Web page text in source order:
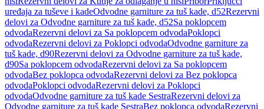
uređaja za tuševe i kadeOdvodne garniture za tuš kade, d52Rezervni
delovi za Odvodne garniture za tuš kade, d52Sa poklopcem
odvodaRezervni delovi za Sa poklopcem odvodaPoklopci
odvodaRezervni delovi za Poklopci odvodaOdvodne garniture za
tuš kade, d90Rezervni delovi za Odvodne garniture za tuš kade,
d90Sa poklopcem odvodaRezervni delovi za Sa poklopcem
odvodaBez poklopca odvodaRezervni delovi za Bez poklopca
odvodaPoklopci odvodaRezervni delovi za Poklopci
odvodaOdvodne garniture za tuš kade SestraRezervni delovi za
Odvodne garniture za tuš kade SestraBez poklopca odvodaRezervni